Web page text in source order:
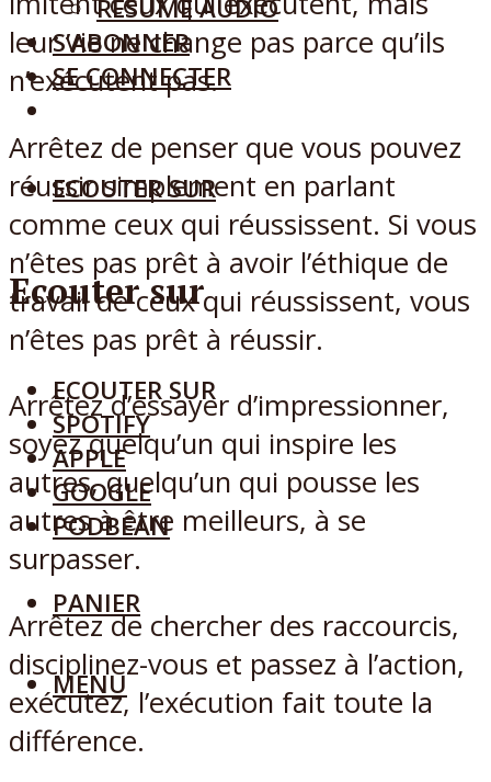
RÉSUMÉ AUDIO
S’ABONNER
SE CONNECTER
ECOUTER SUR
Ecouter sur
ECOUTER SUR
SPOTIFY
APPLE
GOOGLE
PODBEAN
PANIER
MENU
leur vie ne change pas parce qu’ils
n’exécutent pas.
Arrêtez de penser que vous pouvez
réussir simplement en parlant
comme ceux qui réussissent. Si vous
n’êtes pas prêt à avoir l’éthique de
travail de ceux qui réussissent, vous
n’êtes pas prêt à réussir.
Arrêtez d’essayer d’impressionner,
soyez quelqu’un qui inspire les
autres, quelqu’un qui pousse les
autres à être meilleurs, à se
surpasser.
Arrêtez de chercher des raccourcis,
disciplinez-vous et passez à l’action,
exécutez, l’exécution fait toute la
différence.